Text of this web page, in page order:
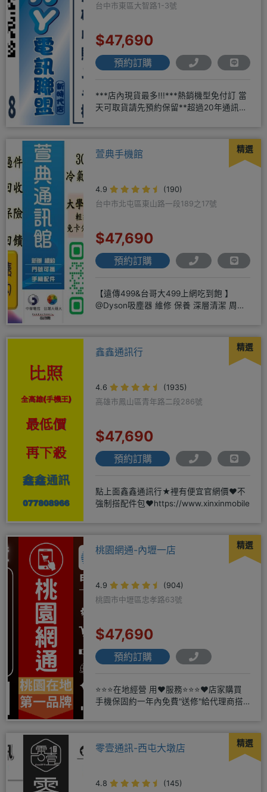
台中市東區大智路1-3號
$47,690
預約訂購
***店內現貨最多!!!***熱銷機型免付訂 當
天可取貨請先預約保留**超過20年通訊經
精選
萱典手機館
4.9
(190)
台中市北屯區東山路一段189之17號
$47,690
預約訂購
【遠傳499&台哥大499上網吃到飽 】
@Dyson吸塵器 維修 保養 深層清潔 周邊
精選
鑫鑫通訊行
4.6
(1935)
高雄市鳳山區青年路二段286號
$47,690
預約訂購
點上面鑫鑫通訊行★裡有便宜官網價❤️不
強制搭配件包❤️https://www.xinxinmobile
精選
桃園網通-內壢一店
4.9
(904)
桃園市中壢區忠孝路63號
$47,690
預約訂購
⭐⭐⭐在地經營 用❤️服務⭐⭐⭐❤️店家購買
手機保固約一年內免費"送修"給代理商搭
精選
零壹通訊-西屯大墩店
4.8
(145)